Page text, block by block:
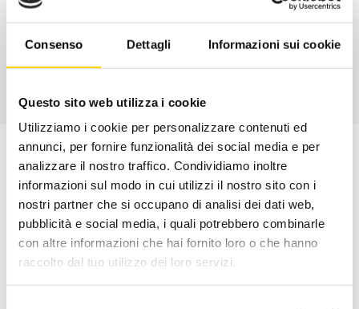
Consenso Dettagli Informazioni sui cookie
Questo sito web utilizza i cookie
Utilizziamo i cookie per personalizzare contenuti ed
annunci, per fornire funzionalità dei social media e per
analizzare il nostro traffico. Condividiamo inoltre
informazioni sul modo in cui utilizzi il nostro sito con i
nostri partner che si occupano di analisi dei dati web,
pubblicità e social media, i quali potrebbero combinarle
con altre informazioni che hai fornito loro o che hanno
raccolto dal tuo utilizzo dei loro servizi.